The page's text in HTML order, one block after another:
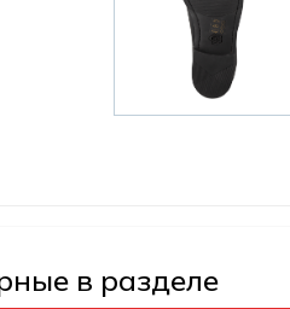
в разделе